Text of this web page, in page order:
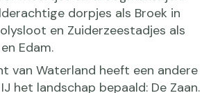
dorpjes als Broek in
en Zuiderzeestadjes als
Edam.
van Waterland heeft een andere
het landschap bepaald: De Zaan.